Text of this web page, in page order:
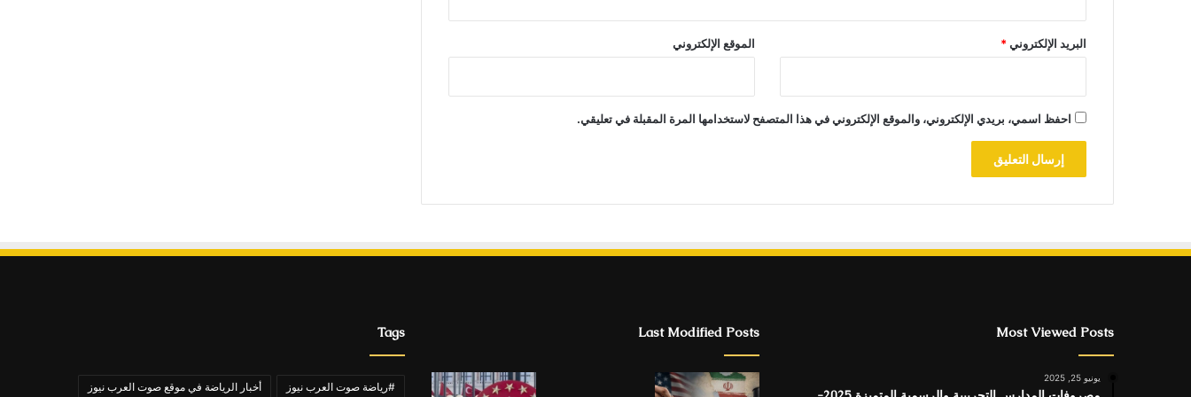
البريد الإلكتروني* الموقع الإلكتروني
احفظ اسمي، بريدي الإلكتروني، والموقع الإلكتروني في هذا المتصفح لاستخدامها المرة المقبلة في تعليقي.
Most Viewed Posts
يونيو 25, 2025
Last Modified Posts
Tags
#رياضة صوت العرب نيوز أخبار الرياضة في موقع صوت العرب نيوز